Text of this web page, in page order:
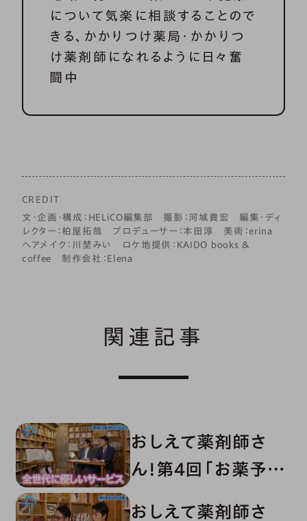
について気楽に相談することので
きる、かかりつけ薬局・かかりつ
け薬剤師になれるように日々奮
闘中
CREDIT
文・企画・構成：HELiCO編集部 撮影：河城貴宏 編集・ディ
レクター：柏屋拓哉 プロデューサー：本田淳 美術：erina
ヘアメイク：川埜みい ロケ地提供：KAIDO books &
coffee 制作会社：Elena
関連記事
おしえて薬剤師さ
ん！第4回「お薬予約
サービス」
おしえて薬剤師さ